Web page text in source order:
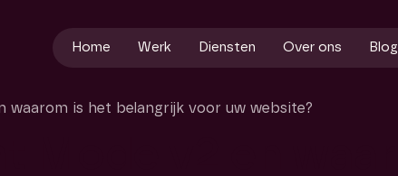
Home Werk Diensten Over ons Blog
waarom is het belangrijk voor uw website?